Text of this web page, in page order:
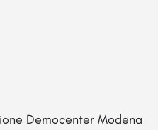
Democenter Modena